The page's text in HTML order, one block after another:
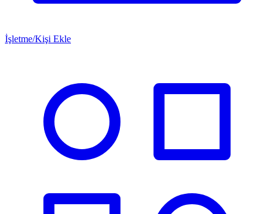
İşletme/Kişi Ekle